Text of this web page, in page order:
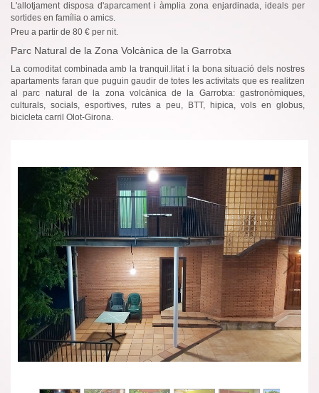
L'allotjament disposa d'aparcament i àmplia zona enjardinada, ideals per
sortides en família o amics.
Preu a partir de 80 € per nit.
Parc Natural de la Zona Volcànica de la Garrotxa
La comoditat combinada amb la tranquil.litat i la bona situació dels nostres
apartaments faran que puguin gaudir de totes les activitats que es realitzen
al parc natural de la zona volcànica de la Garrotxa: gastronòmiques,
culturals, socials, esportives, rutes a peu, BTT, hipica, vols en globus,
bicicleta carril Olot-Girona.